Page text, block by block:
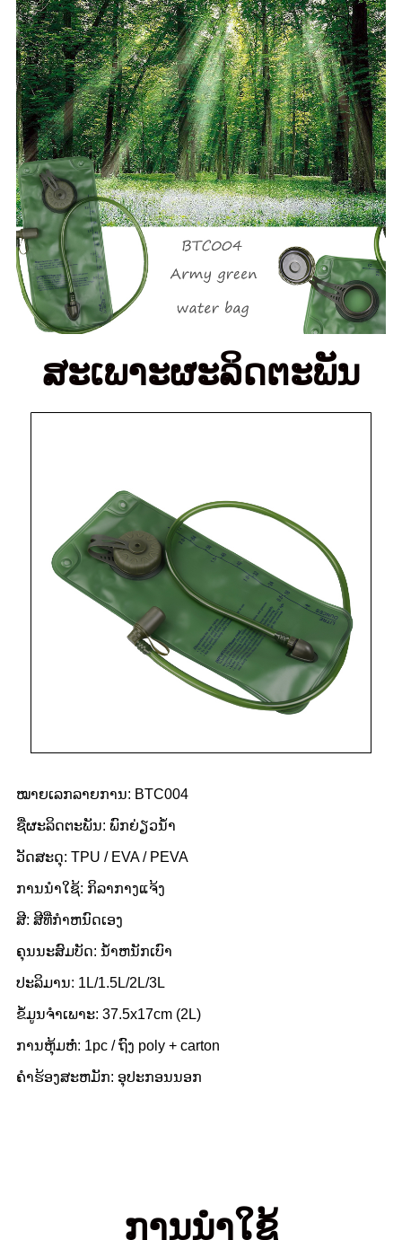
ສະເພາະຜະລິດຕະພັນ
ໝາຍເລກລາຍການ: BTC004
ຊື່ຜະລິດຕະພັນ: ພົກຍ່ຽວນ້ໍາ
ວັດສະດຸ: TPU / EVA / PEVA
ການນໍາໃຊ້: ກິລາກາງແຈ້ງ
ສີ: ສີທີ່ກໍາຫນົດເອງ
ຄຸນນະສົມບັດ: ນ້ໍາຫນັກເບົາ
ປະລິມານ: 1L/1.5L/2L/3L
ຂໍ້ມູນຈໍາເພາະ: 37.5x17cm (2L)
ການຫຸ້ມຫໍ່: 1pc / ຖົງ poly + carton
ຄໍາຮ້ອງສະຫມັກ: ອຸປະກອນນອກ
ການນໍາໃຊ້